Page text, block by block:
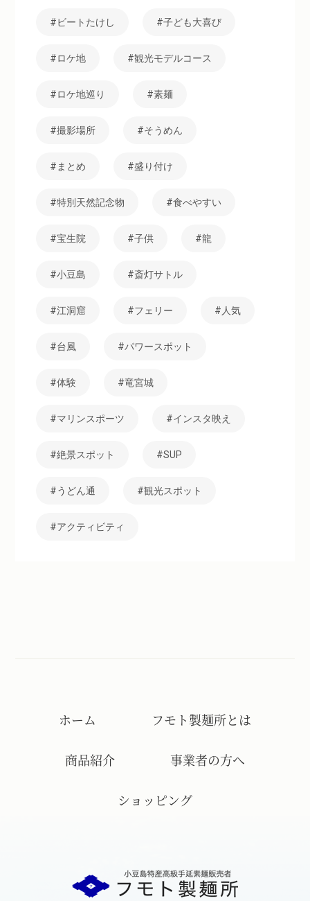
ビートたけし 子ども大喜び
ロケ地 観光モデルコース
ロケ地巡り 素麺
撮影場所 そうめん
まとめ 盛り付け
特別天然記念物 食べやすい
宝生院 子供 龍
小豆島 斎灯サトル
江洞窟 フェリー 人気
台風 パワースポット
体験 竜宮城
マリンスポーツ インスタ映え
絶景スポット SUP
うどん通 観光スポット
アクティビティ
ホーム フモト製麺所とは
商品紹介 事業者の方へ
ショッピング